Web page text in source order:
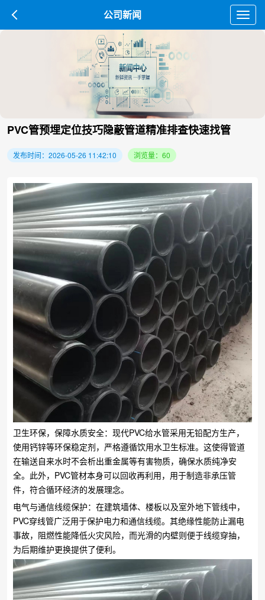
公司新闻
PVC管预埋定位技巧隐蔽管道精准排查快速找管
发布时间：2026-05-26 11:42:10 浏览量：60
卫生环保，保障水质安全：现代PVC给水管采用无铅配方生产，
使用钙锌等环保稳定剂，严格遵循饮用水卫生标准。这使得管道
在输送自来水时不会析出重金属等有害物质，确保水质纯净安
全。此外，PVC管材本身可以回收再利用，用于制造非承压管
件，符合循环经济的发展理念。
电气与通信线缆保护：在建筑墙体、楼板以及室外地下管线中，
PVC穿线管广泛用于保护电力和通信线缆。其绝缘性能防止漏电
事故，阻燃性能降低火灾风险，而光滑的内壁则便于线缆穿抽，
为后期维护更换提供了便利。